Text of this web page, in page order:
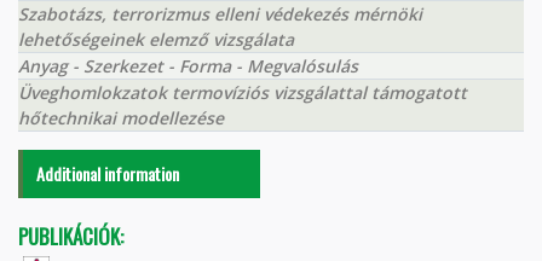
Szabotázs, terrorizmus elleni védekezés mérnöki
lehetőségeinek elemző vizsgálata
Anyag - Szerkezet - Forma - Megvalósulás
Üveghomlokzatok termovíziós vizsgálattal támogatott
hőtechnikai modellezése
Additional information
PUBLIKÁCIÓK: